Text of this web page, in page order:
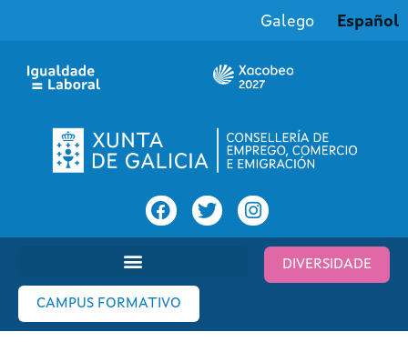
Galego Español
DIVERSIDADE
CAMPUS FORMATIVO